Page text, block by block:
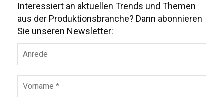
Interessiert an aktuellen Trends und Themen
aus der Produktionsbranche? Dann abonnieren
Sie unseren Newsletter: